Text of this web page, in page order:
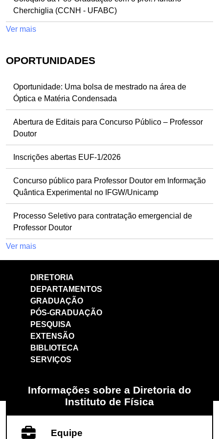
Cherchiglia (CCNH - UFABC)
Ver mais
OPORTUNIDADES
Oportunidade: Uma bolsa de mestrado na área de
Óptica e Matéria Condensada
Abertura de Editais para Concurso Público – Professor
Doutor
Inscrições abertas EUF-1/2026
Concurso público para Professor Doutor em Informação
Quântica Experimental no IFGW/Unicamp
Processo Seletivo para contratação emergencial de
Professor Doutor
Ver mais
DIRETORIA
DEPARTAMENTOS
GRADUAÇÃO
PÓS-GRADUAÇÃO
PESQUISA
EXTENSÃO
BIBLIOTECA
SERVIÇOS
Informações sobre a Diretoria do
Instituto de Física
Equipe